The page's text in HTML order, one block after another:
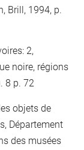
Brill, 1994, p.
2,
noire, régions
8 p. 72
objets de
Département
des musées